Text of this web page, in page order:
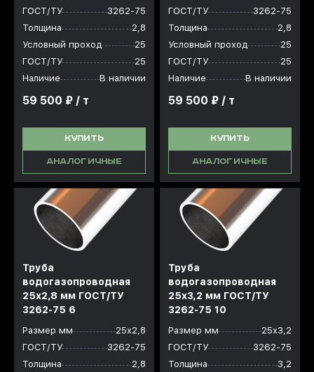
ГОСТ/ТУ
3262-75
Толщина
2,8
Условный проход
25
ГОСТ/ТУ
25
Наличие
В наличии
59 500 ₽ / т
КУПИТЬ
АНАЛОГИЧНЫЕ
ГОСТ/ТУ
3262-75
Толщина
2,8
Условный проход
25
ГОСТ/ТУ
25
Наличие
В наличии
59 500 ₽ / т
КУПИТЬ
АНАЛОГИЧНЫЕ
Труба
водогазопроводная
25x2,8 мм ГОСТ/ТУ
3262-75 6
Размер мм
25х2,8
ГОСТ/ТУ
3262-75
Толщина
2,8
Труба
водогазопроводная
25x3,2 мм ГОСТ/ТУ
3262-75 10
Размер мм
25х3,2
ГОСТ/ТУ
3262-75
Толщина
3,2